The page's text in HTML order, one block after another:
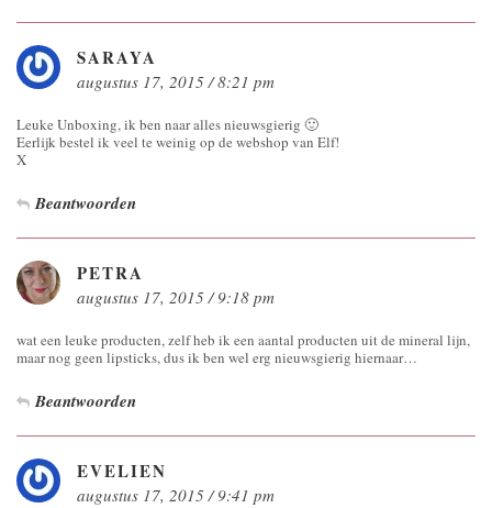
SARAYA
augustus 17, 2015 / 8:21 pm
Leuke Unboxing, ik ben naar alles nieuwsgierig 🙂
Eerlijk bestel ik veel te weinig op de webshop van Elf!
X
Beantwoorden
PETRA
augustus 17, 2015 / 9:18 pm
wat een leuke producten, zelf heb ik een aantal producten uit de mineral lijn,
maar nog geen lipsticks, dus ik ben wel erg nieuwsgierig hiernaar…
Beantwoorden
EVELIEN
augustus 17, 2015 / 9:41 pm